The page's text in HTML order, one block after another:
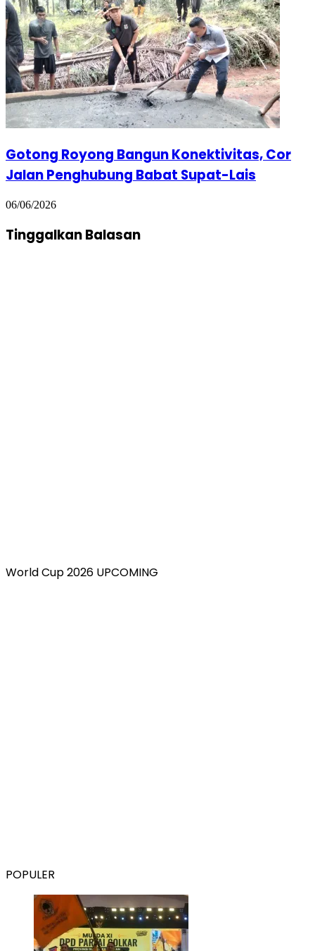
Gotong Royong Bangun Konektivitas, Cor
Jalan Penghubung Babat Supat-Lais
06/06/2026
Tinggalkan Balasan
World Cup 2026 UPCOMING
POPULER